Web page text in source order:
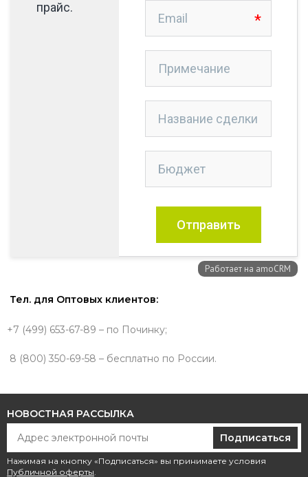
Тел. для Оптовых клиентов:
+7 (499) 653-67-89 – по Починку;
8 (800) 350-69-58 – бесплатно по России.
НОВОСТНАЯ РАССЫЛКА
Подписаться
Нажимая на кнопку «Подписаться» вы принимаете условия
Публичной оферты.